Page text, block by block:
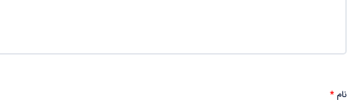
نام*